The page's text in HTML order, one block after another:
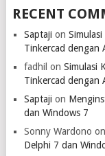
RECENT
Saptaji on
Tinkercad dengan
fadhil on Simulasi
Tinkercad dengan
Saptaji on
dan Windows 7
Sonny Wardono on
Delphi 7 dan